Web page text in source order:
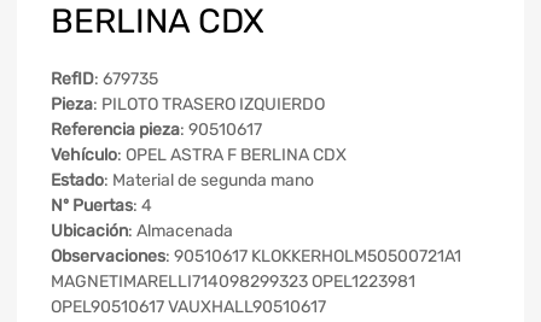
BERLINA CDX
RefID: 679735
Pieza: PILOTO TRASERO IZQUIERDO
Referencia pieza: 90510617
Vehículo: OPEL ASTRA F BERLINA CDX
Estado: Material de segunda mano
Nº Puertas: 4
Ubicación: Almacenada
Observaciones: 90510617 KLOKKERHOLM50500721A1
MAGNETIMARELLI714098299323 OPEL1223981
OPEL90510617 VAUXHALL90510617